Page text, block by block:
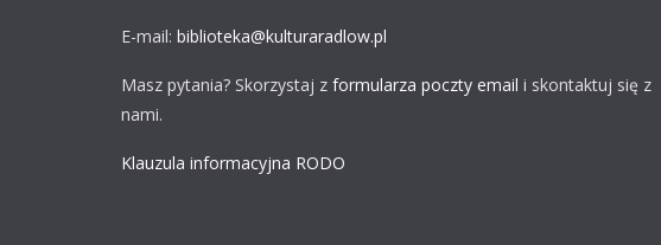
E-mail: biblioteka@kulturaradlow.pl
Masz pytania? Skorzystaj z formularza poczty email i skontaktuj się z
nami.
Klauzula informacyjna RODO